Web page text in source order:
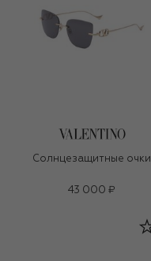
Солнцезащитные очки
43 000 ₽